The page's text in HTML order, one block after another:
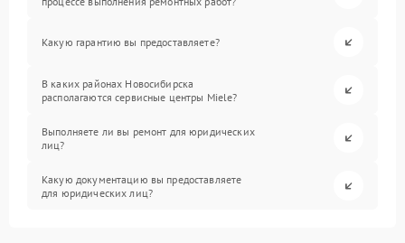
Какую гарантию вы предоставляете?
В каких районах Новосибирска
располагаются сервисные центры Miele?
Выполняете ли вы ремонт для юридических
лиц?
Какую документацию вы предоставляете
для юридических лиц?